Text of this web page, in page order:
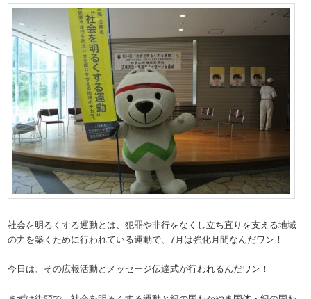
社会を明るくする運動とは、犯罪や非行をなくし立ち直りを支える地域
の力を築くために行われている運動で、7月は強化月間なんだワン！
今日は、その広報活動とメッセージ伝達式が行われるんだワン！